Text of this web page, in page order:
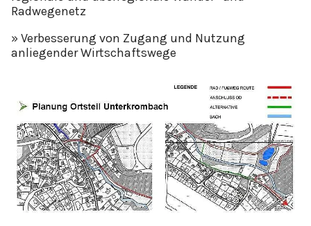
Radwegenetz
» Verbesserung von Zugang und Nutzung
anliegender Wirtschaftswege